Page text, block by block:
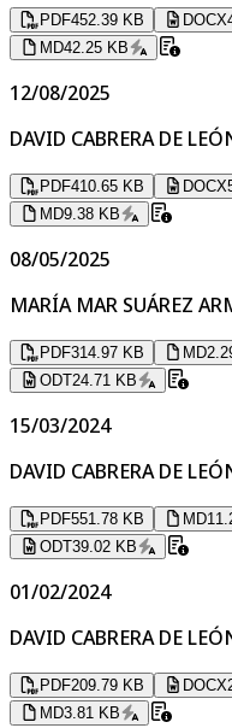
PDF452.39 KB DOCX
MD42.25 KB
12/08/2025
DAVID CABRERA DE
PDF410.65 KB DOCX
MD9.38 KB
08/05/2025
MARÍA MAR SUÁREZ
PDF314.97 KB MD
ODT24.71 KB
15/03/2024
DAVID CABRERA DE
PDF551.78 KB MD
ODT39.02 KB
01/02/2024
DAVID CABRERA DE
PDF209.79 KB DOCX
MD3.81 KB